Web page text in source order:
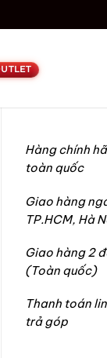
Hàng chính
toàn quốc
Giao hàng
TP.HCM, Hà
Giao hàng 2
(Toàn quốc)
Thanh toán
trả góp